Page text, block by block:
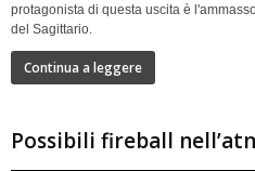
protagonista di questa uscita è
del Sagittario.
Continua a leggere
Possibili fireball